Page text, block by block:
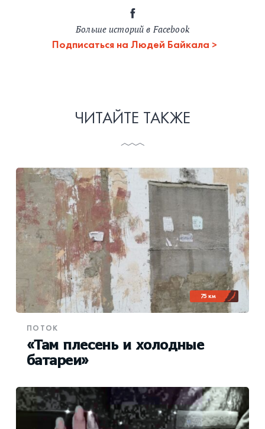
Больше историй в Facebook
Подписаться на Людей Байкала
ЧИТАЙТЕ ТАКЖЕ
75 км
ПОТОК
«Там плесень и холодные
батареи»